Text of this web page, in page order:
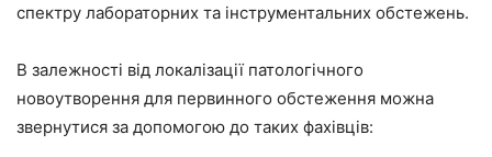
спектру лабораторних та інструментальних обстежень.
В залежності від локалізації патологічного
новоутворення для первинного обстеження можна
звернутися за допомогою до таких фахівців: